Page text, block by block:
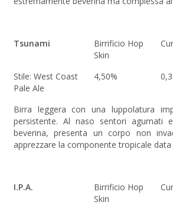
Tsunami
Birrificio Hop
Skin
Stile: West Coast
Pale Ale
4,50%
Birra leggera con una luppolatura
persistente. Al naso sentori agumati
beverina, presenta un corpo non
apprezzare la componente tropicale data
I.P.A.
Birrificio Hop
Skin